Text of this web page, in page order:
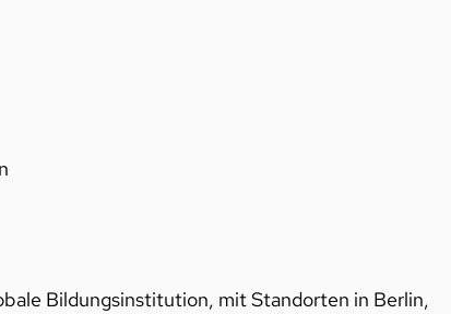
Bildungsinstitution, mit Standorten in Berlin,